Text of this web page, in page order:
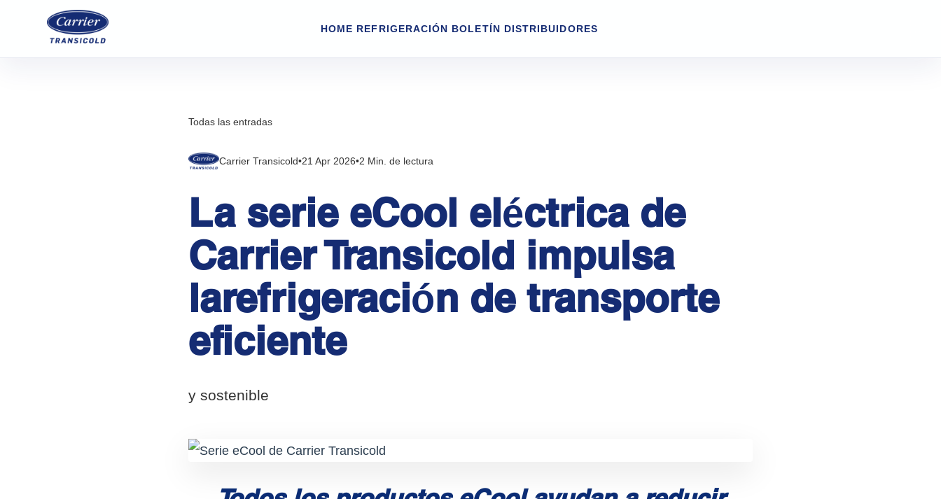
HOME REFRIGERACIÓN BOLETÍN DISTRIBUIDORES
Todas las entradas
Carrier Transicold•21 Apr 2026•2 Min. de lectura
La serie eCool eléctrica de
Carrier Transicold impulsa
larefrigeración de transporte
eficiente
y sostenible